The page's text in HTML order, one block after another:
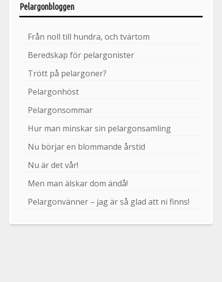
Pelargonbloggen
Från noll till hundra, och tvärtom
Beredskap för pelargonister
Trött på pelargoner?
Pelargonhöst
Pelargonsommar
Hur man minskar sin pelargonsamling
Nu börjar en blommande årstid
Nu är det vår!
Men man älskar dom ändå!
Pelargonvänner – jag är så glad att ni finns!